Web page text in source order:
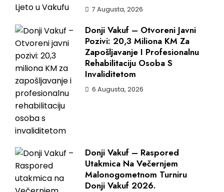
7 Augusta, 2026
Donji Vakuf – Otvoreni Javni
Pozivi: 20,3 Miliona KM Za
Zapošljavanje I Profesionalnu
Rehabilitaciju Osoba S
Invaliditetom
6 Augusta, 2026
Donji Vakuf – Raspored
Utakmica Na Večernjem
Malonogometnom Turniru
Donji Vakuf 2026.